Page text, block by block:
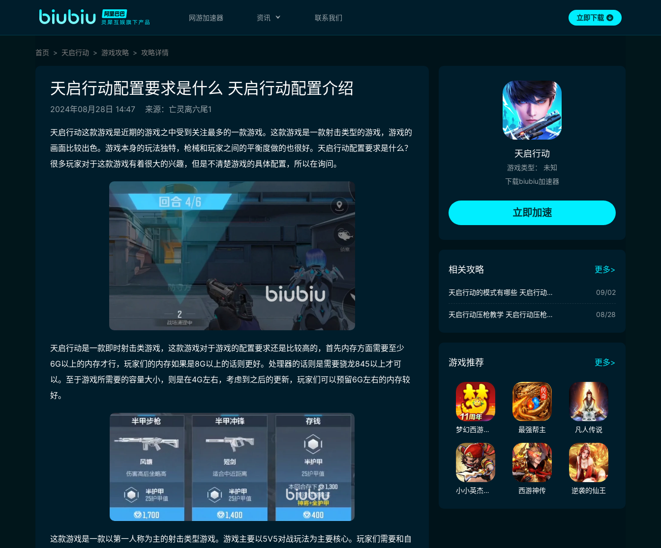
网游加速器 资讯 联系我们 立即下载
首页 天启行动 游戏攻略 攻略详情
天启行动配置要求是什么 天启行动配置介绍
2024年08月28日 14:47 来源：亡灵离六尾1
天启行动这款游戏是近期的游戏之中受到关注最多的一款游戏。这款游戏是一款射击类型的游戏，游戏的
画面比较出色。游戏本身的玩法独特，枪械和玩家之间的平衡度做的也很好。天启行动配置要求是什么？
很多玩家对于这款游戏有着很大的兴趣，但是不清楚游戏的具体配置，所以在询问。
天启行动是一款即时射击类游戏，这款游戏对于游戏的配置要求还是比较高的，首先内存方面需要至少
6G以上的内存才行，玩家们的内存如果是8G以上的话则更好。处理器的话则是需要骁龙845以上才可
以。至于游戏所需要的容量大小，则是在4G左右，考虑到之后的更新，玩家们可以预留6G左右的内存较
好。
这款游戏是一款以第一人称为主的射击类型游戏。游戏主要以5V5对战玩法为主要核心。玩家们需要和自
天启行动
游戏类型：
未知
下载biubiu加速器
立即加速
相关攻略 更多>
天启行动的模式有哪些 天启行动的模式介绍 09/02
天启行动压枪教学 天启行动压枪攻略 08/28
游戏推荐 更多>
梦幻西游（大陆服） 最强帮主 凡人传说
小小英杰：合战天下 西游神传 逆袭的仙王